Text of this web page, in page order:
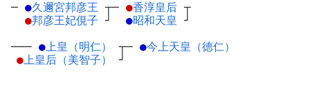
─ ●久邇宮邦彦王 ┬
●邦彦王妃俔子 ┘
─ ●香淳皇后 ┬
●昭和天皇 ┘
─── ●上皇（明仁）
┬
●上皇后（美智子） ┘
─ ●今上天皇（徳仁）